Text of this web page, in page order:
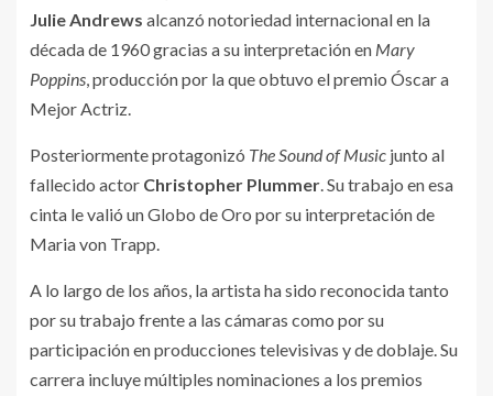
Julie Andrews alcanzó notoriedad internacional en la
década de 1960 gracias a su interpretación en Mary
Poppins , producción por la que obtuvo el premio Óscar a
Mejor Actriz.
Posteriormente protagonizó The Sound of Music junto al
fallecido actor Christopher Plummer . Su trabajo en esa
cinta le valió un Globo de Oro por su interpretación de
Maria von Trapp.
A lo largo de los años, la artista ha sido reconocida tanto
por su trabajo frente a las cámaras como por su
participación en producciones televisivas y de doblaje. Su
carrera incluye múltiples nominaciones a los premios